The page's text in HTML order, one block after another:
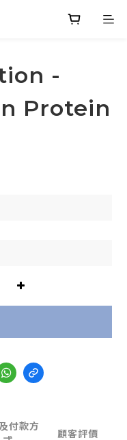
-
Protein
付款方
顧客評價